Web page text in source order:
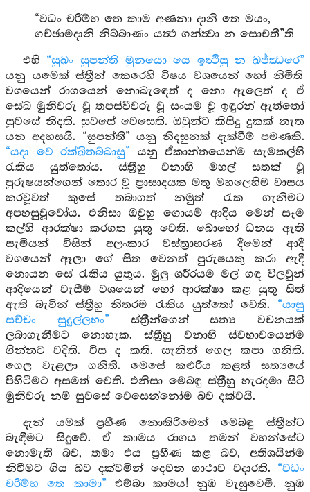
“වධං චරිම්හ තෙ කාම අණනා දානි තෙ මයං,
ගච්ඡාමදානි නිබ්බාණං යත්‍ථ ගන්ත්‍වා න සොචතී”ති
එහි “සුඛං සුපන්ති මුනයො යෙ ඉත්‍ථීසු න ඛජ්ඣරෙ”
යනු යමෙක් ස්ත්‍රීන් කෙරෙහි විෂය වශයෙන් හෝ නිමිති
වශයෙන් රාගයෙන් නොබැඳෙත් ද නො ඇලෙත් ද ඒ
සේඛ මුනිවරු වූ තපස්වීවරු වූ සංයම වූ ඉඳුරන් ඇත්තෝ
සුවසේ නිදති. සුවසේ වෙසෙති. ඔවුන්ට කිසිදු දුකක් නැත
යන අදහසයි. “සුපන්තී” යනු නිදසුනක් දැක්වීම් පමණකි.
“යදා වෙ රක්ඛිතබ්බාසු” යනු ඒකාන්තයෙන්ම සැමකල්හි
රැකිය යුත්තෝය. ස්ත්‍රීහු වනාහි මහල් සතක් වූ
පුරුෂයන්ගෙන් තොර වූ ප්‍රාසාදයක මතු මහලෙහිම වාසය
කරවූවත් කුසේ තබාගත් නමුත් රැක ගැනීමට
අපහසුවූවෝය. එනිසා ඔවුහු ගොයම් ආදිය මෙන් සෑම
කල්හි ආරක්ෂා කරගත යුතු වෙති. බොහෝ ධනය ඇති
සැමියන් විසින් අලංකාර වස්ත්‍රාභරණ දීමෙන් ආදී
වශයෙන් ඈලා ගේ සිත වෙනත් පුරුෂයකු කරා ඇදී
නොයන සේ රැකිය යුතුය. මුලු ශරීරයම මල් ගඳ විලවුන්
ආදියෙන් වැසීම් වශයෙන් හෝ ආරක්ෂා කළ යුතු සිත්
ඇති බැවින් ස්ත්‍රීහු නිතරම රැකිය යුත්තෝ වෙති. “යාසු
සච්චං සුදුල්ලභං” ස්ත්‍රීන්ගෙන් සත්‍ය වචනයක්
ලබාගැනීමට නොහැක. ස්ත්‍රීහු වනාහි ස්වභාවයෙන්ම
ගින්නට වදිති. විස ද කති. සැනින් ගෙල කපා ගනිති.
ගෙල වැළලා ගනිති. මෙසේ කළුරිය කළත් සත්‍යයේ
පිහිටීමට අසමත් වෙති. එනිසා මෙබඳු ස්ත්‍රීහු හැරදමා සිටි
මුනිවරු නම් සුවසේ වෙසෙන්නෝම බව දක්වයි.
දැන් යමක් ප්‍රහීණ නොකිරීමෙන් මෙබඳු ස්ත්‍රීන්ට
බැඳීමට සිදුවේ. ඒ කාමය රාගය තමන් වහන්සේට
නොමැති බව, තමා එය ප්‍රහීණ කළ බව, අතිශයින්ම
නිවීමට ගිය බව දක්වමින් දෙවන ගාථාව වදාරති. “වධං
චරිම්හ තෙ කාමා” එම්බා කාමය! නුඹ වැසුවෙමි. නුඹ